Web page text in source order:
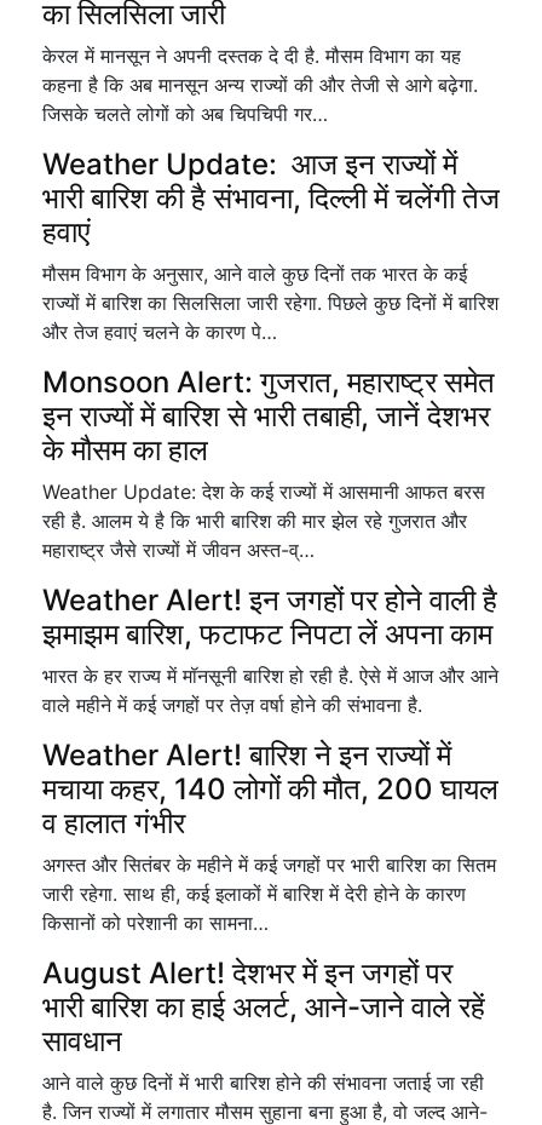
का सिलसिला जारी
केरल में मानसून ने अपनी दस्तक दे दी है. मौसम विभाग का यह
कहना है कि अब मानसून अन्य राज्यों की और तेजी से आगे बढ़ेगा.
जिसके चलते लोगों को अब चिपचिपी गर…
Weather Update: आज इन राज्यों में
भारी बारिश की है संभावना, दिल्ली में चलेंगी तेज
हवाएं
मौसम विभाग के अनुसार, आने वाले कुछ दिनों तक भारत के कई
राज्यों में बारिश का सिलसिला जारी रहेगा. पिछले कुछ दिनों में बारिश
और तेज हवाएं चलने के कारण पे…
Monsoon Alert: गुजरात, महाराष्ट्र समेत
इन राज्यों में बारिश से भारी तबाही, जानें देशभर
के मौसम का हाल
Weather Update: देश के कई राज्यों में आसमानी आफत बरस
रही है. आलम ये है कि भारी बारिश की मार झेल रहे गुजरात और
महाराष्ट्र जैसे राज्यों में जीवन अस्त-व्…
Weather Alert! इन जगहों पर होने वाली है
झमाझम बारिश, फटाफट निपटा लें अपना काम
भारत के हर राज्य में मॉनसूनी बारिश हो रही है. ऐसे में आज और आने
वाले महीने में कई जगहों पर तेज़ वर्षा होने की संभावना है.
Weather Alert! बारिश ने इन राज्यों में
मचाया कहर, 140 लोगों की मौत, 200 घायल
व हालात गंभीर
अगस्त और सितंबर के महीने में कई जगहों पर भारी बारिश का सितम
जारी रहेगा. साथ ही, कई इलाकों में बारिश में देरी होने के कारण
किसानों को परेशानी का सामना…
August Alert! देशभर में इन जगहों पर
भारी बारिश का हाई अलर्ट, आने-जाने वाले रहें
सावधान
आने वाले कुछ दिनों में भारी बारिश होने की संभावना जताई जा रही
है. जिन राज्यों में लगातार मौसम सुहाना बना हुआ है, वो जल्द आने-